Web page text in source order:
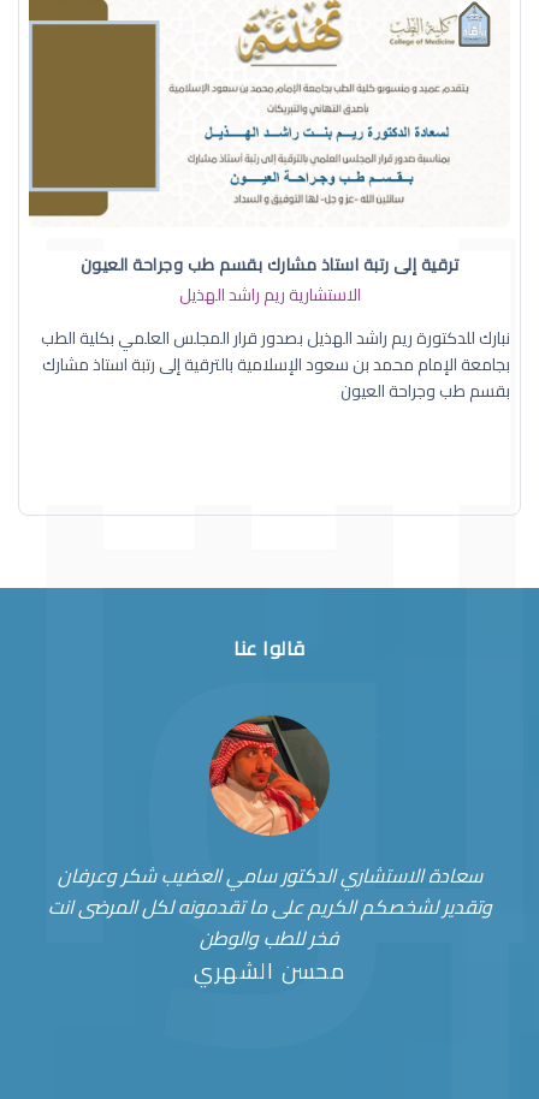
ترقية إلى رتبة استاذ مشارك بقسم طب وجراحة العيون
الاستشارية ريم راشد الهذيل
نبارك للدكتورة ريم راشد الهذيل بصدور قرار المجلس العلمي بكلية الطب
بجامعة الإمام محمد بن سعود الإسلامية بالترقية إلى رتبة استاذ مشارك
بقسم طب وجراحة العيون
قالوا عنا
سعادة الاستشاري الدكتور سامي العضيب شكر وعرفان
وتقدير لشخصكم الكريم على ما تقدمونه لكل المرضى انت
فخر للطب والوطن
محسن الشهري